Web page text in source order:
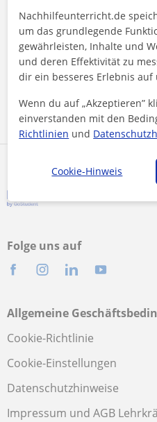
Physik Nachhilfe
Latein Nachhilfe
Informatik Nachhilfe
Buchhaltung und
Geschichte Nachhilfe
Betriebswirtschaftslehre
Folge uns auf
Allgemeine
Cookie-Richtlinie
Cookie-Einstellungen
Datenschutzhinweise
Impressum und AGB
Nachhilfeunterricht.de
um das grundlegende
gewährleisten, Inhalte und
und deren Effektivität zu
dir ein besseres Erlebnis
Wenn du auf „Akzeptieren”
einverstanden mit den
Richtlinien und
Cookie-Hinweis